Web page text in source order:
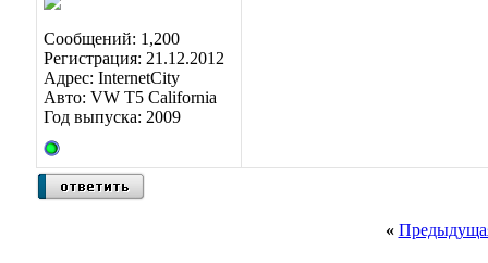
Сообщений: 1,200
Регистрация: 21.12.2012
Адрес: InternetCity
Авто: VW T5 California
Год выпуска: 2009
«